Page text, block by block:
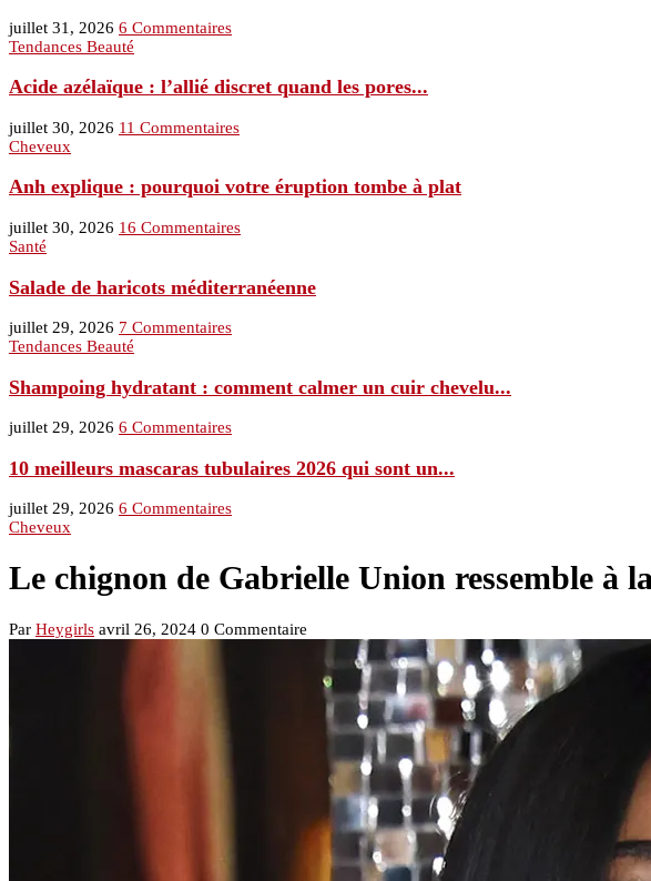
juillet 31, 2026 6 Commentaires
Tendances Beauté
Acide azélaïque : l’allié discret quand les pores...
juillet 30, 2026 11 Commentaires
Cheveux
Anh explique : pourquoi votre éruption tombe à plat
juillet 30, 2026 16 Commentaires
Santé
Salade de haricots méditerranéenne
juillet 29, 2026 7 Commentaires
Tendances Beauté
Shampoing hydratant : comment calmer un cuir chevelu...
juillet 29, 2026 6 Commentaires
10 meilleurs mascaras tubulaires 2026 qui sont un...
juillet 29, 2026 6 Commentaires
Cheveux
Le chignon de Gabrielle Union ressemble à
Par Heygirls avril 26, 2024 0 Commentaire